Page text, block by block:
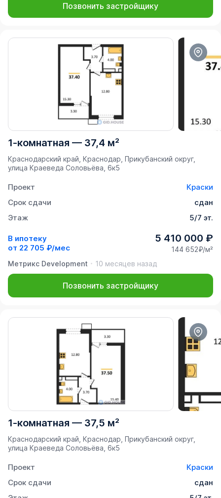
Позвонить застройщику
1-комнатная — 37,4 м²
Краснодарский край, Краснодар, Прикубанский округ,
улица Краеведа Соловьёва, 6к5
Проект
Краски
Срок сдачи
сдан
Этаж
5/7 эт.
В ипотеку
от 22 705 ₽/мес
5 410 000 ₽
144 652₽/м²
Метрикс Development
10 месяцев назад
Позвонить застройщику
1-комнатная — 37,5 м²
Краснодарский край, Краснодар, Прикубанский округ,
улица Краеведа Соловьёва, 6к5
Проект
Краски
Срок сдачи
сдан